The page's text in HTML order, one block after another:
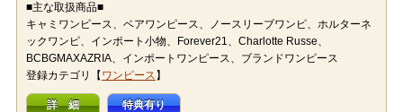
■主な取扱商品■
キャミワンピース、ベアワンピース、ノースリーブワンピ、ホルターネ
ックワンピ、インポート小物、Forever21、Charlotte Russe、
BCBGMAXAZRIA、インポートワンピース、ブランドワンピース
登録カテゴリ【 ワンピース 】
詳 細 特典有り